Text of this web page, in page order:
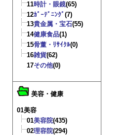
11時計・眼鏡(65)
12ｶﾞｰﾃﾞﾆﾝｸﾞ(7)
13貴金属・宝石(55)
14健康食品(1)
15骨董・ﾘｻｲｸﾙ(0)
16雑貨(62)
17その他(0)
美容・健康
01美容
01美容院(435)
02理容院(294)